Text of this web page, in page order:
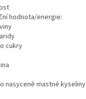
hodnota/energie:
cukry
nasycené mastné kyseliny